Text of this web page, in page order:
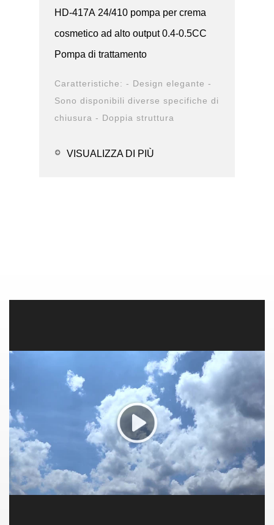
HD-417A 24/410 pompa per crema
cosmetico ad alto output 0.4-0.5CC
Pompa di trattamento
Caratteristiche: - Design elegante -
Sono disponibili diverse specifiche di
chiusura - Doppia struttura
Opzioni della ...
VISUALIZZA DI PIÙ